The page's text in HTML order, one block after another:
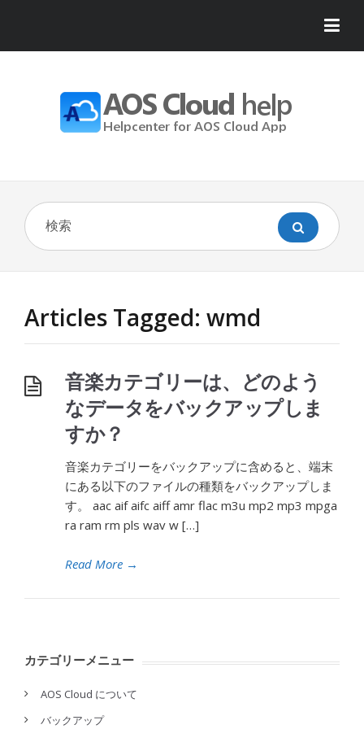
Articles Tagged: wmd
音楽カテゴリーは、どのよう
なデータをバックアップしま
すか？
音楽カテゴリーをバックアップに含めると、端末
にある以下のファイルの種類をバックアップしま
す。 aac aif aifc aiff amr flac m3u mp2 mp3 mpga
ra ram rm pls wav w […]
Read More →
カテゴリーメニュー
AOS Cloud について
バックアップ